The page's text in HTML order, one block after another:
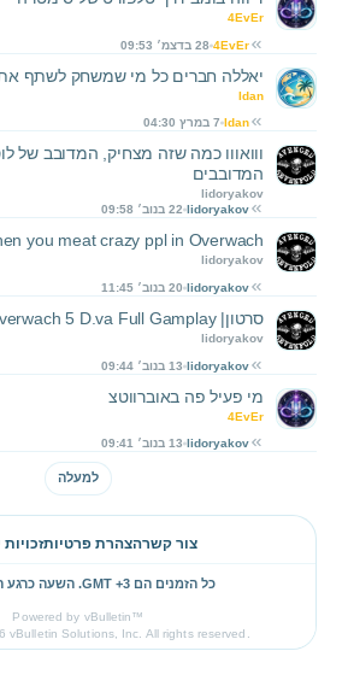
4EvEr
4EvEr 28 בדצמ׳ 09:53
יאללה חברים כל מי שמשחק לשתף
Idan
Idan 7 במרץ 04:30
ווואווו כמה שזה מצחיק, המדובב של
המדובבים
lidoryakov
lidoryakov 22 בנוב׳ 09:58
you meat crazy ppl in Overwach
lidoryakov
lidoryakov 20 בנוב׳ 11:45
סרטון| Overwach 5 D.va Full Gamplay
lidoryakov
lidoryakov 13 בנוב׳ 09:44
מי פעיל פה באוברווטצ
4EvEr
lidoryakov 13 בנוב׳ 09:41
למעלה
צור קשרהצהרת פרטיותזכויות
כל הזמנים הם GMT +3. השעה כרגע היא
Powered by vBulletin™
vBulletin Solutions, Inc. All rights reserved.